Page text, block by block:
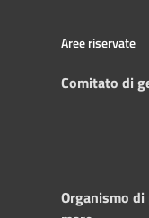
Aree riservate
Comitato di
Organismo